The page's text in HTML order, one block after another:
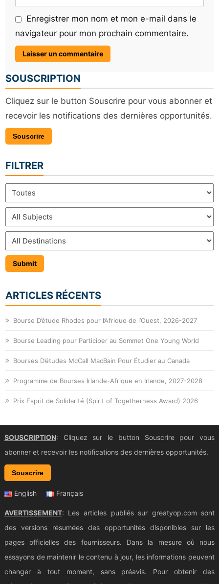
Enregistrer mon nom et mon e-mail dans le
navigateur pour mon prochain commentaire.
SOUSCRIPTION
Cliquez sur le button Souscrire pour vous abonner et
recevoir les notifications des dernières opportunités.
Souscrire
FILTRER
ARTICLES RÉCENTS
Bourse D’étude Rhodes pour l’Afrique de l’Ouest, 2026-2027
Bourse Leading pour Participer au Sommet One Young World
Bourses D’études McCall MacBain Pour Étudier au Canada
Programme de Bourses Irlande-Afrique en Irlande, 2027-2028
Prix Esprit de Solidarité (Spirit of Togetherness Award) 2026
SOUSCRIPTION: Cliquez sur le button Souscrire pour vous
abonner et recevoir les notifications des dernières opportunités.
Souscrire
English Français
AVERTISSEMENT: Les articles publiés sur greatyop.com sont
des versions résumées des opportunités disponibles sur les
pages officielles des fournisseurs. Dans la mesure où nous
essayons de maintenir le contenu à jour, les informations peuvent
changer à tout moment, sans préavis. Pour obtenir des